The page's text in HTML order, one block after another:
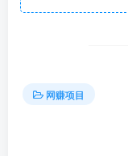
网赚项目